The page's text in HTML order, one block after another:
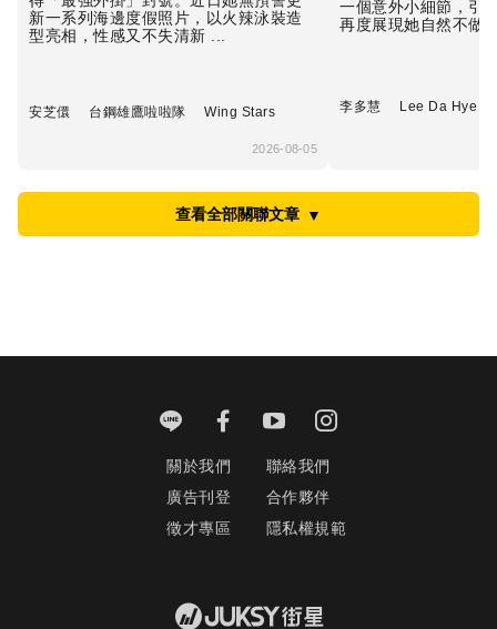
新一系列海邊度假照片，以火辣泳裝造
型亮相，性感又不失清新 ...
安芝儇 台鋼雄鷹啦啦隊 Wing Stars
2026-08-05
一個意外小細節，引
再度展現她自然不做
李多慧 Lee Da Hye
查看全部關聯文章 ▼
關於我們
聯絡我們
廣告刊登
合作夥伴
徵才專區
隱私權規範